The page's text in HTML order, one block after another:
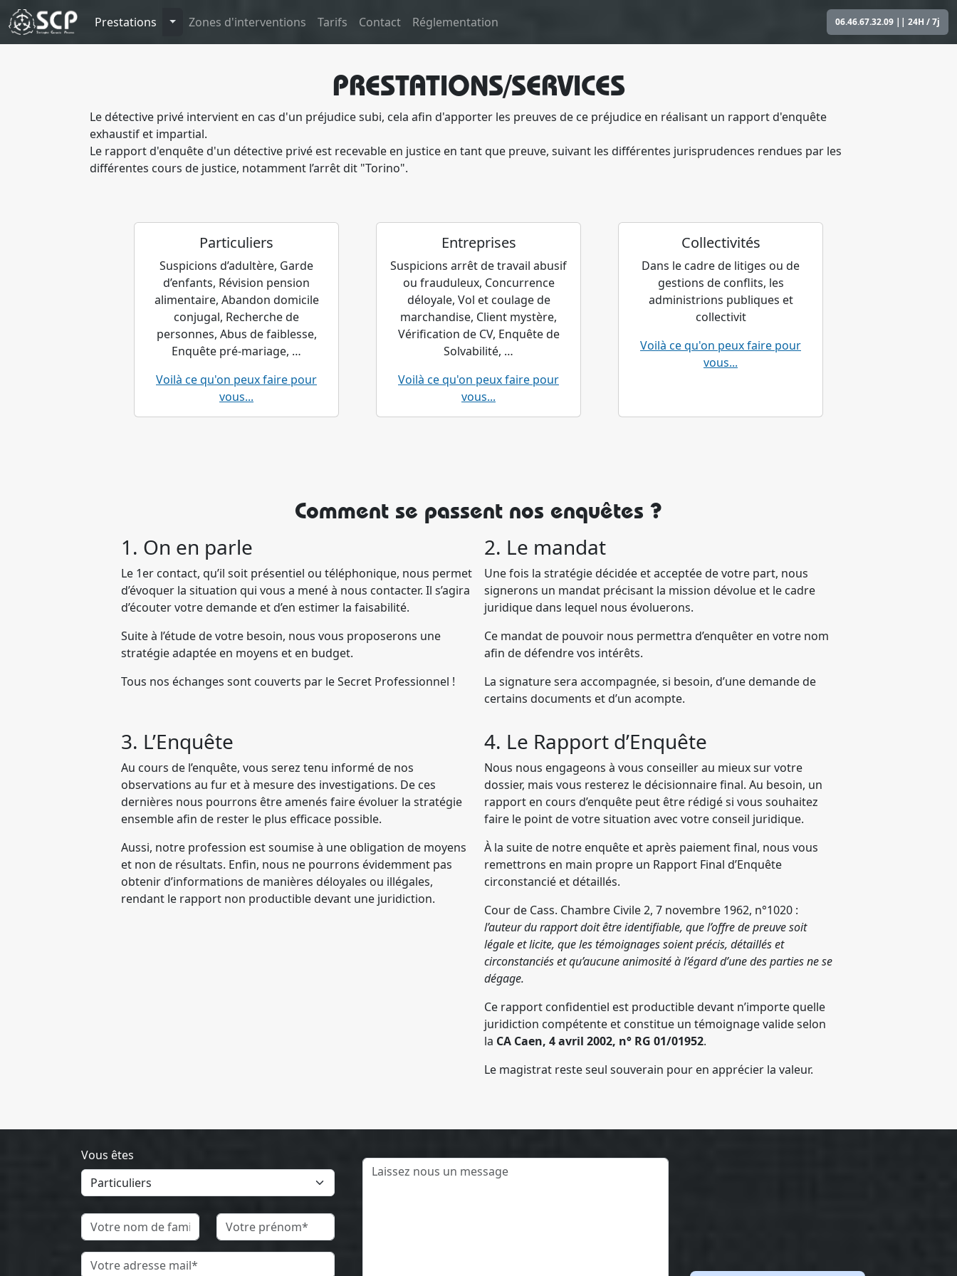
Prestations Toggle Dropdown
Zones d'interventions Tarifs Contact Réglementation 06.46.67.32.09 || 24H / 7j
PRESTATIONS/SERVICES
Le détective privé intervient en cas d'un préjudice subi, cela afin d'apporter les preuves de ce préjudice en réalisant un rapport d'enquête
exhaustif et impartial.
Le rapport d'enquête d'un détective privé est recevable en justice en tant que preuve, suivant les différentes jurisprudences rendues par les
différentes cours de justice, notamment l’arrêt dit "Torino".
Particuliers
Suspicions d’adultère, Garde
d’enfants, Révision pension
alimentaire, Abandon domicile
conjugal, Recherche de
personnes, Abus de faiblesse,
Enquête pré-mariage, …
Voilà ce qu'on peux faire pour
vous...
Entreprises
Suspicions arrêt de travail abusif
ou frauduleux, Concurrence
déloyale, Vol et coulage de
marchandise, Client mystère,
Vérification de CV, Enquête de
Solvabilité, …
Voilà ce qu'on peux faire pour
vous...
Collectivités
Dans le cadre de litiges ou de
gestions de conflits, les
administrions publiques et
collectivit
Voilà ce qu'on peux faire pour
vous...
Comment se passent nos enquêtes ?
1. On en parle
Le 1er contact, qu’il soit présentiel ou téléphonique, nous permet
d’évoquer la situation qui vous a mené à nous contacter. Il s’agira
d’écouter votre demande et d’en estimer la faisabilité.
Suite à l’étude de votre besoin, nous vous proposerons une
stratégie adaptée en moyens et en budget.
Tous nos échanges sont couverts par le Secret Professionnel !
2. Le mandat
Une fois la stratégie décidée et acceptée de votre part, nous
signerons un mandat précisant la mission dévolue et le cadre
juridique dans lequel nous évoluerons.
Ce mandat de pouvoir nous permettra d’enquêter en votre nom
afin de défendre vos intérêts.
La signature sera accompagnée, si besoin, d’une demande de
certains documents et d’un acompte.
3. L’Enquête
Au cours de l’enquête, vous serez tenu informé de nos
observations au fur et à mesure des investigations. De ces
dernières nous pourrons être amenés faire évoluer la stratégie
ensemble afin de rester le plus efficace possible.
Aussi, notre profession est soumise à une obligation de moyens
et non de résultats. Enfin, nous ne pourrons évidemment pas
obtenir d’informations de manières déloyales ou illégales,
rendant le rapport non productible devant une juridiction.
4. Le Rapport d’Enquête
Nous nous engageons à vous conseiller au mieux sur votre
dossier, mais vous resterez le décisionnaire final. Au besoin, un
rapport en cours d’enquête peut être rédigé si vous souhaitez
faire le point de votre situation avec votre conseil juridique.
À la suite de notre enquête et après paiement final, nous vous
remettrons en main propre un Rapport Final d’Enquête
circonstancié et détaillés.
Cour de Cass. Chambre Civile 2, 7 novembre 1962, n°1020 :
l’auteur du rapport doit être identifiable, que l’offre de preuve soit
légale et licite, que les témoignages soient précis, détaillés et
circonstanciés et qu’aucune animosité à l’égard d’une des parties ne se
dégage.
Ce rapport confidentiel est productible devant n’importe quelle
juridiction compétente et constitue un témoignage valide selon
la CA Caen, 4 avril 2002, n° RG 01/01952.
Le magistrat reste seul souverain pour en apprécier la valeur.
Vous êtes